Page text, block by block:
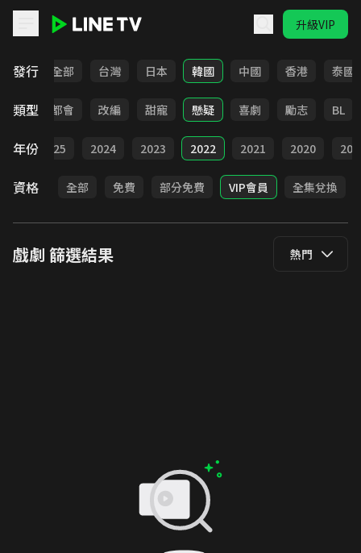
升級VIP
發行 全部 台灣 日本 韓國 中國 香港 泰國
類型
愛情 都會 改編 甜寵 懸疑 喜劇 勵志 BL
年份 2025 2024 2023 2022 2021 2020
資格 全部 免費 部分免費 VIP會員 全集兌換
戲劇 篩選結果 熱門